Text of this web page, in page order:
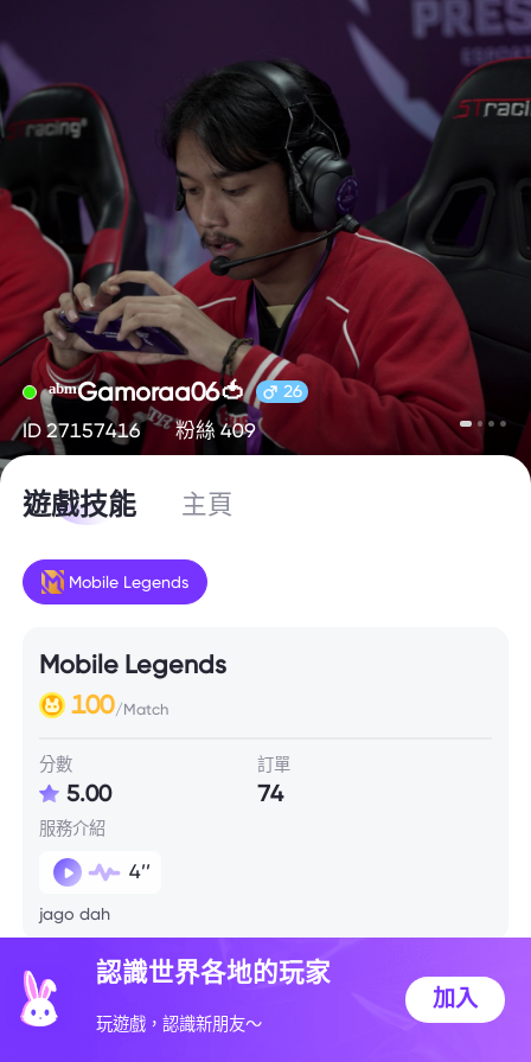
ᵃᵇᵐGamoraa06🍅 26
ID 27157416 粉絲 409
遊戲技能 主頁
Mobile Legends
Mobile Legends
100/Match
分數
5.00
訂單
74
服務介紹
4’’
jago dah
技能信息
認識世界各地的玩家
玩遊戲，認識新朋友～
加入